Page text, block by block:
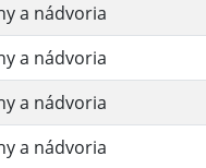
a nádvoria
a nádvoria
a nádvoria
a nádvoria